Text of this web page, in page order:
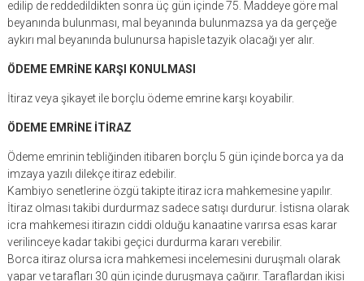
edilip de reddedildikten sonra üç gün içinde 75. Maddeye göre mal
beyanında bulunması, mal beyanında bulunmazsa ya da gerçeğe
aykırı mal beyanında bulunursa hapisle tazyik olacağı yer alır.
ÖDEME EMRİNE KARŞI KONULMASI
İtiraz veya şikayet ile borçlu ödeme emrine karşı koyabilir.
ÖDEME EMRİNE İTİRAZ
Ödeme emrinin tebliğinden itibaren borçlu 5 gün içinde borca ya da
imzaya yazılı dilekçe itiraz edebilir.
Kambiyo senetlerine özgü takipte itiraz icra mahkemesine yapılır.
İtiraz olması takibi durdurmaz sadece satışı durdurur. İstisna olarak
icra mahkemesi itirazın ciddi olduğu kanaatine varırsa esas karar
verilinceye kadar takibi geçici durdurma kararı verebilir.
Borca itiraz olursa icra mahkemesi incelemesini duruşmalı olarak
yapar ve tarafları 30 gün içinde duruşmaya çağırır. Taraflardan ikisi